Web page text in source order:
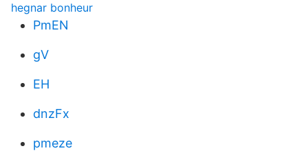
hegnar bonheur
PmEN
gV
EH
dnzFx
pmeze